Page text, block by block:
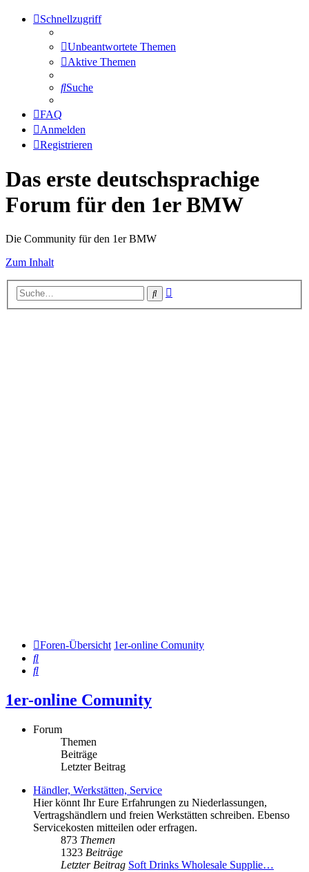
Schnellzugriff
Unbeantwortete Themen
Aktive Themen
Suche
FAQ
Anmelden
Registrieren
Das erste deutschsprachige
Forum für den 1er BMW
Die Community für den 1er BMW
Zum Inhalt
Suche
Foren-Übersicht 1er-online Comunity
Suche
Suche
1er-online Comunity
Forum
Themen
Beiträge
Letzter Beitrag
Händler, Werkstätten, Service
Hier könnt Ihr Eure Erfahrungen zu Niederlassungen,
Vertragshändlern und freien Werkstätten schreiben. Ebenso
Servicekosten mitteilen oder erfragen.
873 Themen
1323 Beiträge
Letzter Beitrag Soft Drinks Wholesale Supplie…